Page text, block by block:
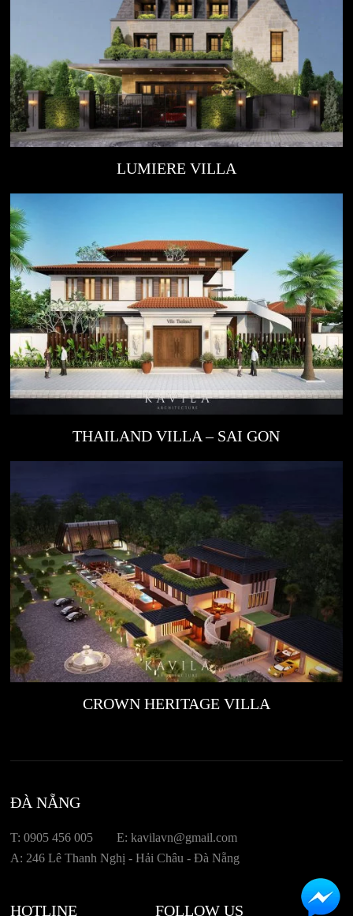
LUMIERE VILLA
THAILAND VILLA – SAI GON
CROWN HERITAGE VILLA
ĐÀ NẴNG
T: 0905 456 005
E: kavilavn@gmail.com
A: 246 Lê Thanh Nghị - Hải Châu - Đà Nẵng
HOTLINE FOLLOW US